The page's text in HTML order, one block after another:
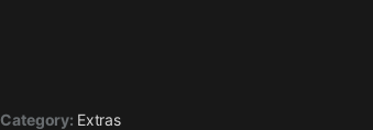
Category: Extras